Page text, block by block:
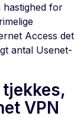
hastighed for
Access det
antal Usenet-
VPN